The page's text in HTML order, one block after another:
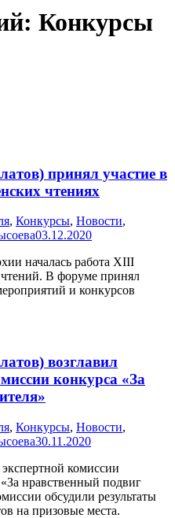
Конкурсы
принял участие в
чтениях
, Конкурсы, Новости,
03.12.2020
началась работа XIII
В форуме принял
и конкурсов
возглавил
конкурса «За
, Конкурсы, Новости,
30.11.2020
экспертной комиссии
«За нравственный подвиг
обсудили результаты
на призовые места.